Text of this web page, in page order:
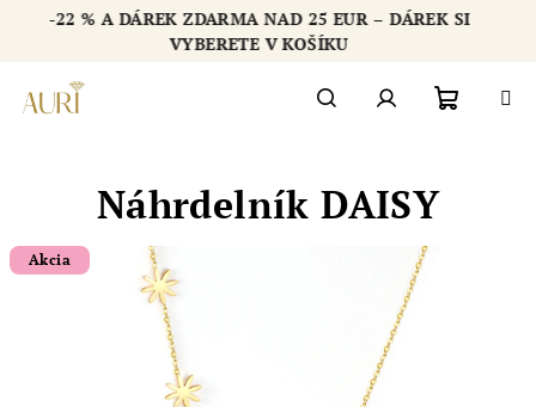
-22 % A DÁREK ZDARMA NAD 25 EUR – DÁREK SI
VYBERETE V KOŠÍKU
Náhrdelník DAISY
Akcia
Chatbot šperkovnice AURI